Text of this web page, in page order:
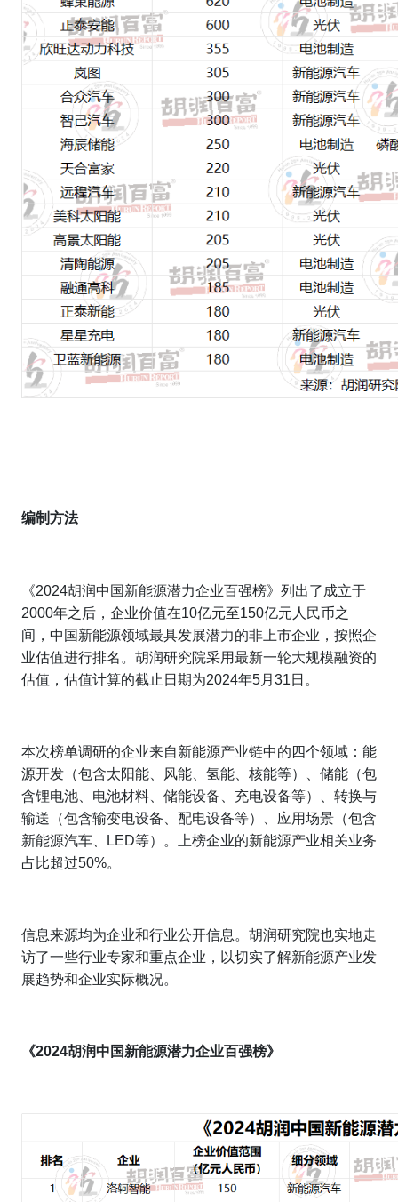
编制方法
《2024胡润中国新能源潜力企业百强榜》列出了成立于
2000年之后，企业价值在10亿元至150亿元人民币之
间，中国新能源领域最具发展潜力的非上市企业，按照企
业估值进行排名。胡润研究院采用最新一轮大规模融资的
估值，估值计算的截止日期为2024年5月31日。
本次榜单调研的企业来自新能源产业链中的四个领域：能
源开发（包含太阳能、风能、氢能、核能等）、储能（包
含锂电池、电池材料、储能设备、充电设备等）、转换与
输送（包含输变电设备、配电设备等）、应用场景（包含
新能源汽车、LED等）。上榜企业的新能源产业相关业务
占比超过50%。
信息来源均为企业和行业公开信息。胡润研究院也实地走
访了一些行业专家和重点企业，以切实了解新能源产业发
展趋势和企业实际概况。
《2024胡润中国新能源潜力企业百强榜》